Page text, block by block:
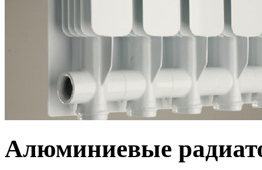
Алюминиевые